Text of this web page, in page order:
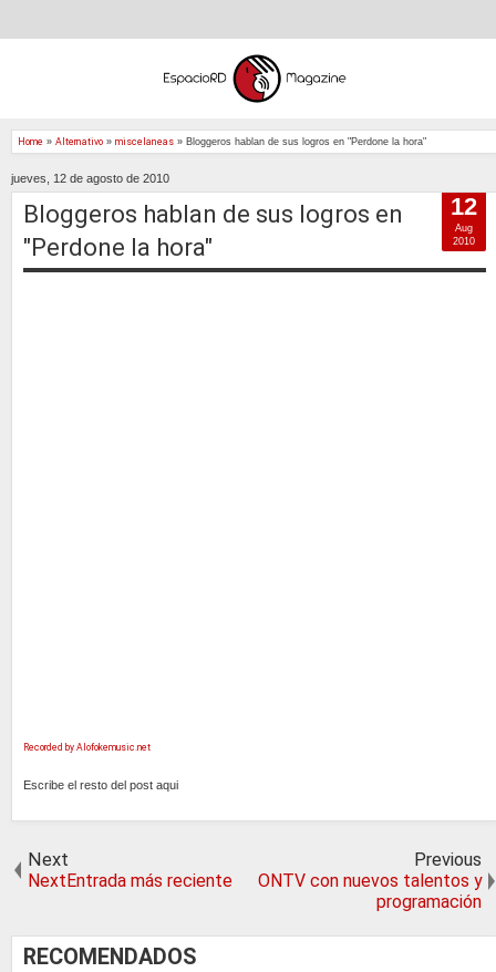
Home » Alternativo » miscelaneas » Bloggeros hablan de sus logros en "Perdone la hora"
jueves, 12 de agosto de 2010
Bloggeros hablan de sus logros en
"Perdone la hora"
Recorded by Alofokemusic.net
Escribe el resto del post aqui
12
Aug
2010
Next
NextEntrada más reciente
Previous
ONTV con nuevos talentos y
programación
RECOMENDADOS